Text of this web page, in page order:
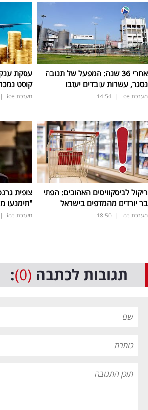
אחרי 36 שנה: המפעל של תנובה
נסגר, עשרות עובדים יעזבו
מערכת ice |
14:54
עסקת
קוסט נמכרת ב-7.7
מערכת ice |
ריקול לביסקוויטים האהובים: הפתי
בר יורדים מהמדפים בישראל
מערכת ice |
18:50
צופית
"תימנעו
מערכת ice |
תגובות לכתבה (0)
: